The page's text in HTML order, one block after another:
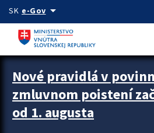
Preskocit na hlavný obsah
SK e-Govarrow_drop_down
Zastavit automatický posun upútavok
Nové pravidlá v
zmluvnom poistení
od 1. augusta